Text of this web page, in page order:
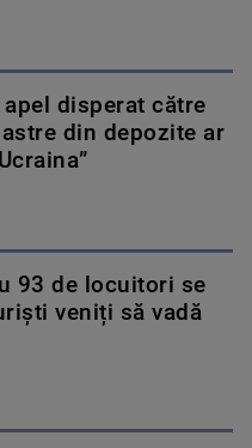
disperat către
din depozite ar
93 de locuitori se
veniți să vadă